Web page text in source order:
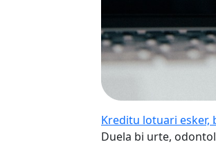
Kreditu lotuari esker,
Duela bi urte,